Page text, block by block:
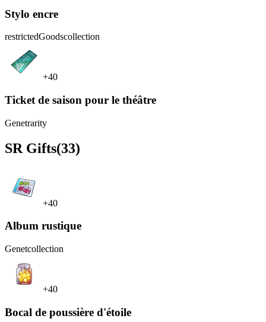
Stylo encre
restrictedGoodscollection
+40
Ticket de saison pour le théâtre
Genetrarity
SR Gifts(33)
+40
Album rustique
Genetcollection
+40
Bocal de poussière d'étoile